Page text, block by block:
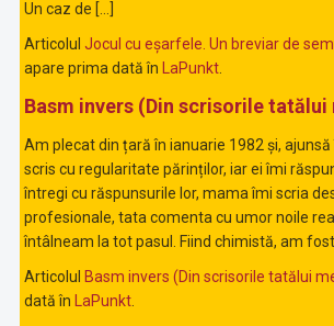
Un caz de […]
Articolul Jocul cu eșarfele. Un breviar de
apare prima dată în
LaPunkt.
Basm invers (Din scrisorile tatălui
Am plecat din țară în ianuarie 1982 și, ajunsă
scris cu regularitate părinților, iar ei îmi
întregi cu răspunsurile lor, mama îmi scria
profesionale, tata comenta cu umor noile
întâlneam la tot pasul. Fiind chimistă, am fost
Articolul Basm invers (Din scrisorile tatălui
dată în
LaPunkt.